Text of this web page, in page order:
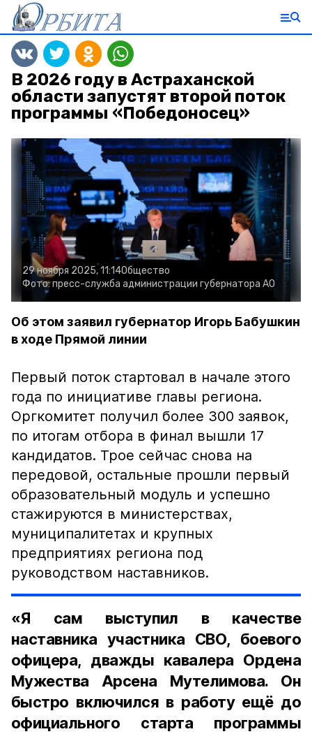
В 2026 году в Астраханской
области запустят второй поток
программы «Победоносец»
29 ноября 2025, 11:14Общество
Фото:пресс-служба администрации губернатора АО
Об этом заявил губернатор Игорь Бабушкин
в ходе Прямой линии
Первый поток стартовал в начале этого
года по инициативе главы региона.
Оргкомитет получил более 300 заявок,
по итогам отбора в финал вышли 17
кандидатов. Трое сейчас снова на
передовой, остальные прошли первый
образовательный модуль и успешно
стажируются в министерствах,
муниципалитетах и крупных
предприятиях региона под
руководством наставников.
«Я сам выступил в качестве
наставника участника СВО, боевого
офицера, дважды кавалера Ордена
Мужества Арсена Мутелимова. Он
быстро включился в работу ещё до
официального старта программы